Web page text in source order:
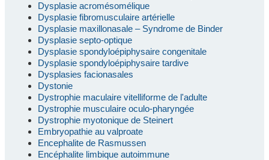
Dysplasie acromésomélique
Dysplasie fibromusculaire artérielle
Dysplasie maxillonasale – Syndrome de Binder
Dysplasie septo-optique
Dysplasie spondyloépiphysaire congenitale
Dysplasie spondyloépiphysaire tardive
Dysplasies facionasales
Dystonie
Dystrophie maculaire vitelliforme de l'adulte
Dystrophie musculaire oculo-pharyngée
Dystrophie myotonique de Steinert
Embryopathie au valproate
Encephalite de Rasmussen
Encéphalite limbique autoimmune